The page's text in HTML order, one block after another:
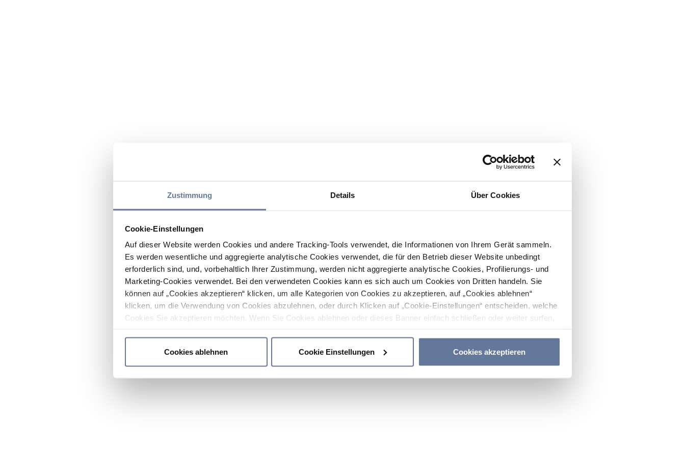
Zustimmung Details Über Cookies
Cookie-Einstellungen
Auf dieser Website werden Cookies und andere Tracking-Tools verwendet, die Informationen von Ihrem Gerät sammeln.
Es werden wesentliche und aggregierte analytische Cookies verwendet, die für den Betrieb dieser Website unbedingt
erforderlich sind, und, vorbehaltlich Ihrer Zustimmung, werden nicht aggregierte analytische Cookies, Profilierungs- und
Marketing-Cookies verwendet. Bei den verwendeten Cookies kann es sich auch um Cookies von Dritten handeln. Sie
können auf „Cookies akzeptieren“ klicken, um alle Kategorien von Cookies zu akzeptieren, auf „Cookies ablehnen“
klicken, um die Verwendung von Cookies abzulehnen, oder durch Klicken auf „Cookie-Einstellungen“ entscheiden, welche
Cookies Sie akzeptieren möchten. Wenn Sie Cookies ablehnen oder dieses Banner einfach schließen oder weiter surfen,
Cookies ablehnen
Cookie Einstellungen Cookies akzeptieren